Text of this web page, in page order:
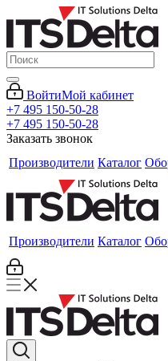
ВойтиМой кабинет
+7 495 150-50-28
+7 495 150-50-28
Заказать звонок
Производители Каталог
Производители Каталог